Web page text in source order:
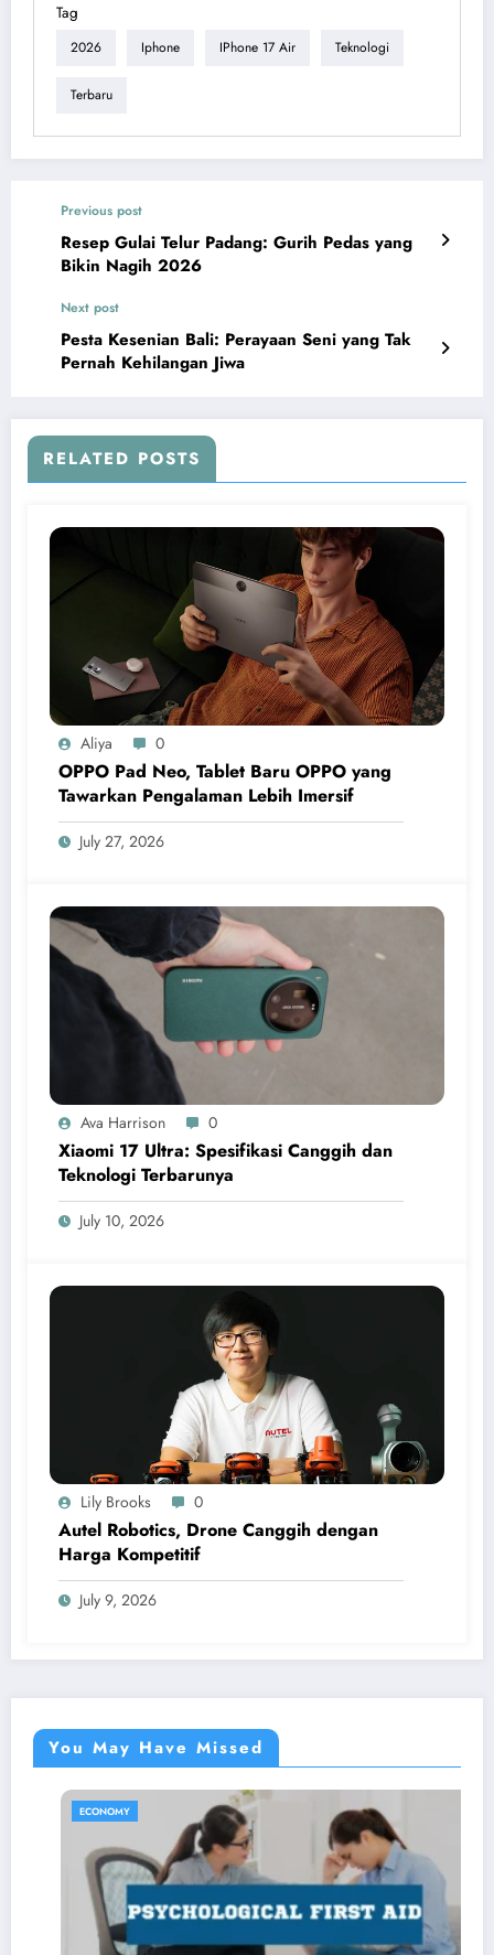
Tag
2026 Iphone IPhone 17 Air Teknologi
Terbaru
Previous post
Resep Gulai Telur Padang: Gurih Pedas yang
Bikin Nagih 2026
Next post
Pesta Kesenian Bali: Perayaan Seni yang Tak
Pernah Kehilangan Jiwa
RELATED POSTS
Aliya 0
OPPO Pad Neo, Tablet Baru OPPO yang
Tawarkan Pengalaman Lebih Imersif
July 27, 2026
Ava Harrison 0
Xiaomi 17 Ultra: Spesifikasi Canggih dan
Teknologi Terbarunya
July 10, 2026
Lily Brooks 0
Autel Robotics, Drone Canggih dengan
Harga Kompetitif
July 9, 2026
You May Have Missed
ECONOMY